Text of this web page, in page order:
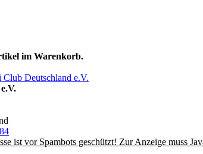
im Warenkorb.
ist vor Spambots geschützt! Zur Anzeige muss